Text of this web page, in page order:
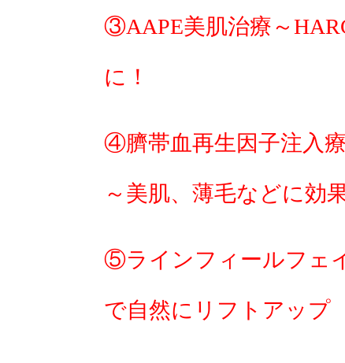
③AAPE美肌治療～
に！
④臍帯血再生因子注入
～美肌、薄毛などに効
⑤ラインフィールフェ
で自然にリフトアップ